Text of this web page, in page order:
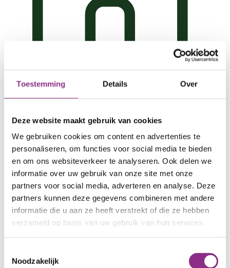
Toestemming Details Over
Deze website maakt gebruik van cookies
We gebruiken cookies om content en advertenties te
personaliseren, om functies voor social media te bieden
en om ons websiteverkeer te analyseren. Ook delen we
informatie over uw gebruik van onze site met onze
partners voor social media, adverteren en analyse. Deze
partners kunnen deze gegevens combineren met andere
informatie die u aan ze heeft verstrekt of die ze hebben
verzameld op basis van uw gebruik van hun services.
Noodzakelijk
Warmtenet
Vertel me meer